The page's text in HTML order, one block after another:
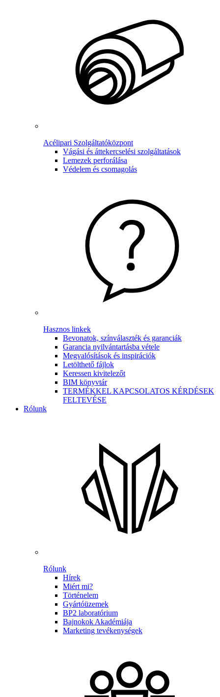
Acélipari Szolgáltatóközpont
Vágási és áttekercselési szolgáltatások
Lemezek perforálása
Védelem és csomagolás
Hasznos linkek
Bevonatok, színválaszték és garanciák
Garancia nyilvántartásba vétele
Megvalósítások és inspirációk
Letölthető fájlok
Keressen kivitelezőt
BIM könyvtár
TERMÉKKEL KAPCSOLATOS KÉRDÉSEK
FELTEVÉSE
Rólunk
Rólunk
Hírek
Miért mi?
Történelem
Gyártóüzemek
BP2 laboratórium
Bajnokok Akadémiája
Marketing tevékenységek